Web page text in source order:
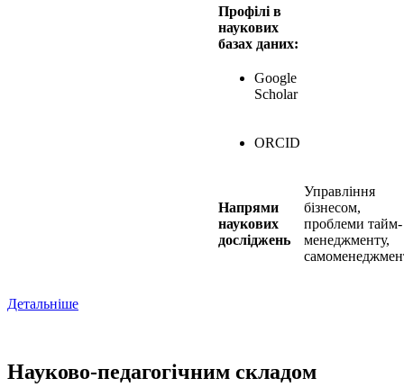
Профілі в
наукових
базах даних:
Google
Scholar
ORCID
Напрями
наукових
досліджень
Управління
бізнесом,
проблеми тайм-
менеджменту,
Детальніше
Науково-педагогічним складом